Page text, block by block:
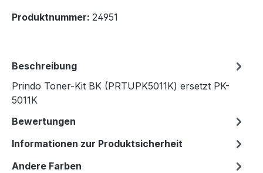
Produktnummer: 24951
Beschreibung
Prindo Toner-Kit BK (PRTUPK5011K) ersetzt PK-
5011K
Bewertungen
Informationen zur Produktsicherheit
Andere Farben